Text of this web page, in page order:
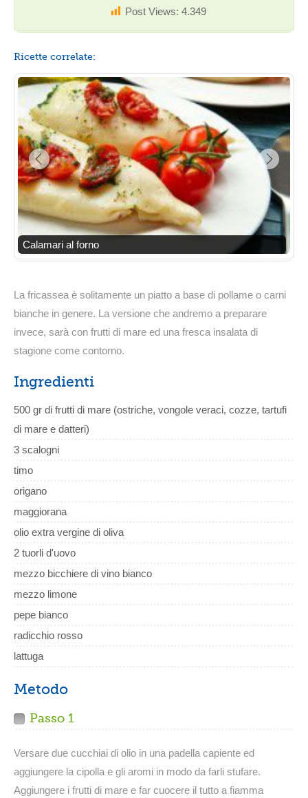
Post Views: 4.349
Ricette correlate:
Calamari al forno
La fricassea è solitamente un piatto a base di pollame o carni
bianche in genere. La versione che andremo a preparare
invece, sarà con frutti di mare ed una fresca insalata di
stagione come contorno.
Ingredienti
500 gr di frutti di mare (ostriche, vongole veraci, cozze, tartufi
di mare e datteri)
3 scalogni
timo
origano
maggiorana
olio extra vergine di oliva
2 tuorli d'uovo
mezzo bicchiere di vino bianco
mezzo limone
pepe bianco
radicchio rosso
lattuga
Metodo
Passo 1
Versare due cucchiai di olio in una padella capiente ed
aggiungere la cipolla e gli aromi in modo da farli stufare.
Aggiungere i frutti di mare e far cuocere il tutto a fiamma